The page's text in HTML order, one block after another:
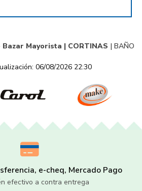
Mayorista | CORTINAS | BAÑO
06/08/2026 22:30
e-cheq, Mercado Pago
efectivo a contra entrega